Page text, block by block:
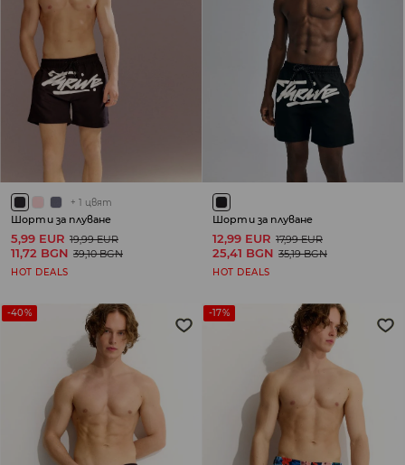
+ 1 цвят
Шорти за плуване
5,99 EUR 19,99 EUR
11,72 BGN 39,10 BGN
HOT DEALS
Шорти за плуване
12,99 EUR 17,99 EUR
25,41 BGN 35,19 BGN
HOT DEALS
-40% -17%